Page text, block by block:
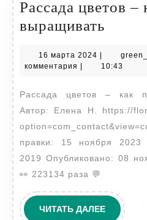
Рассада цветов –
выращивать
–
16 марта 2024 16
марта
|
комментария | 10:43
Рассада цветов – как правильно выращивать
Автор: Елена Н. https://
правки: 15 ноября
2019 Опубликовано: 08
👀 223134 раза 💬
ЧИТАТЬ ДАЛЕЕЧИТАТЬ